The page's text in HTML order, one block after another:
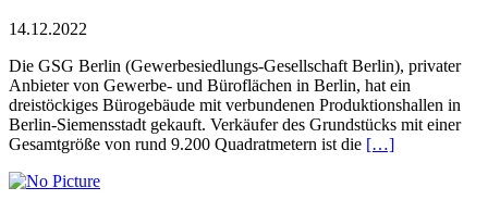
14.12.2022
Die GSG Berlin (Gewerbesiedlungs-Gesellschaft Berlin), privater
Anbieter von Gewerbe- und Büroflächen in Berlin, hat ein
dreistöckiges Bürogebäude mit verbundenen Produktionshallen in
Berlin-Siemensstadt gekauft. Verkäufer des Grundstücks mit einer
Gesamtgröße von rund 9.200 Quadratmetern ist die […]